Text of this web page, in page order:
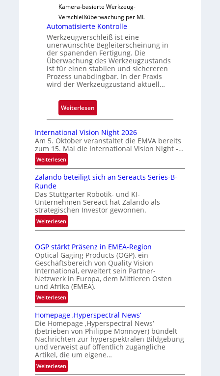
ä
s
s
i
g
e
D
r
u
k
m
r
k
n
e
r
k
e
n
n
g
Kamera-basierte Werkzeug-
Verschleißüberwachung per ML
Automatisierte Kontrolle
Werkzeugverschleiß ist eine
unerwünschte Begleiterscheinung in
der spanenden Fertigung. Die
Überwachung des Werkzeugzustands
ist für einen stabilen und sichereren
Prozess unabdingbar. In der Praxis
wird der Werkzeugzustand aktuell…
Weiterlesen:
A
t
o
a
t
s
i
r
e
K
o
n
o
l
l
e
International Vision Night 2026
Am 5. Oktober veranstaltet die EMVA bereits
zum 15. Mal die International Vision Night -…
Weiterlesen:
I
n
e
r
n
a
o
n
a
l
V
i
s
i
o
n
N
i
g
h
Zalando beteiligt sich an Sereacts Series-B-
Runde
Das Stuttgarter Robotik- und KI-
Unternehmen Sereact hat Zalando als
strategischen Investor gewonnen.
Weiterlesen:
Z
l
a
n
d
o
b
e
t
e
i
l
i
g
t
OGP stärkt Präsenz in EMEA-Region
Optical Gaging Products (OGP), ein
Geschäftsbereich von Quality Vision
International, erweitert sein Partner-
Netzwerk in Europa, dem Mittleren Osten
und Afrika (EMEA).
Weiterlesen:
O
G
P
s
t
ä
r
k
Homepage ‚Hyperspectral News‘
Die Homepage ‚Hyperspectral News‘
(betrieben von Philippe Monnoyer) bündelt
Nachrichten zur hyperspektralen Bildgebung
und verweist auf öffentlich zugängliche
Artikel, die um eigene…
Weiterlesen: